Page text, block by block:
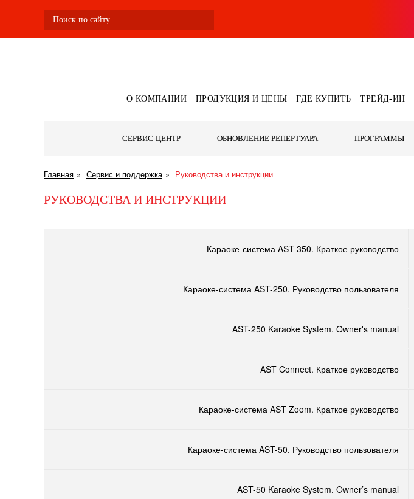
О КОМПАНИИ ПРОДУКЦИЯ И ЦЕНЫ ГДЕ КУПИТЬ ТРЕЙД-ИН
СЕРВИС-ЦЕНТР ОБНОВЛЕНИЕ РЕПЕРТУАРА ПРОГРАММЫ
Главная Сервис и поддержка Руководства и инструкции
РУКОВОДСТВА И ИНСТРУКЦИИ
Караоке-система AST-350. Краткое руководство
Караоке-система AST-250. Руководство пользователя
AST-250 Karaoke System. Owner's manual
AST Connect. Краткое руководство
Караоке-система AST Zoom. Краткое руководство
Караоке-система AST-50. Руководство пользователя
AST-50 Karaoke System. Owner’s manual